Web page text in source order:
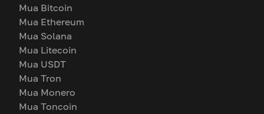
Mua Bitcoin
Mua Ethereum
Mua Solana
Mua Litecoin
Mua USDT
Mua Tron
Mua Monero
Mua Toncoin